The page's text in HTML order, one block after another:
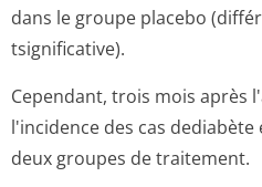
dans le groupe placebo
tsignificative).
Cependant, trois mois après
l'incidence des cas
deux groupes de traitement.